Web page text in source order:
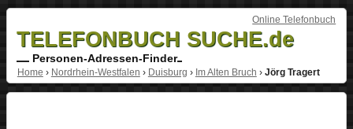
Online Telefonbuch
TELEFONBUCH SUCHE.de
Personen-Adressen-Finder
Home › Nordrhein-Westfalen › Duisburg › Im Alten Bruch › Jörg Tragert